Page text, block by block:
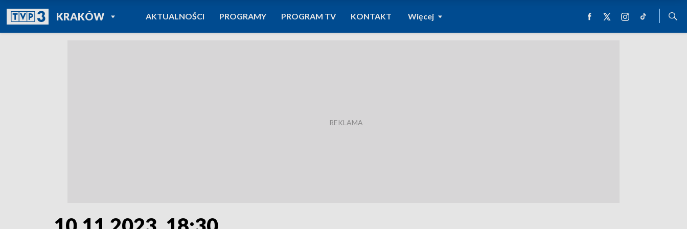
KRAKÓWPOWRÓT DO
TVP REGIONY
AKTUALNOŚCI PROGRAMY PROGRAM TV KONTAKT Więcej